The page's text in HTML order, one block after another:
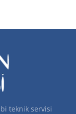
teknik servisi